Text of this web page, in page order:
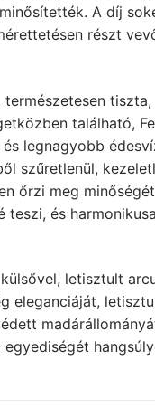
A díj
részt
található,
legnagyobb
szűretlenül,
őrzi meg
és
letisztult
eleganciáját,